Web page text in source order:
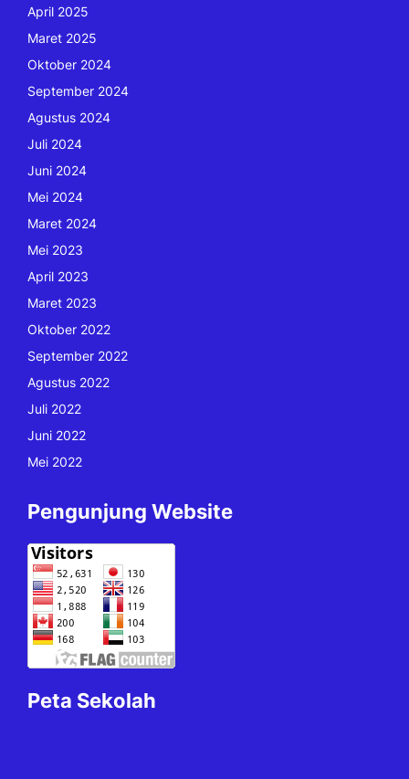
April 2025
Maret 2025
Oktober 2024
September 2024
Agustus 2024
Juli 2024
Juni 2024
Mei 2024
Maret 2024
Mei 2023
April 2023
Maret 2023
Oktober 2022
September 2022
Agustus 2022
Juli 2022
Juni 2022
Mei 2022
Pengunjung Website
Peta Sekolah